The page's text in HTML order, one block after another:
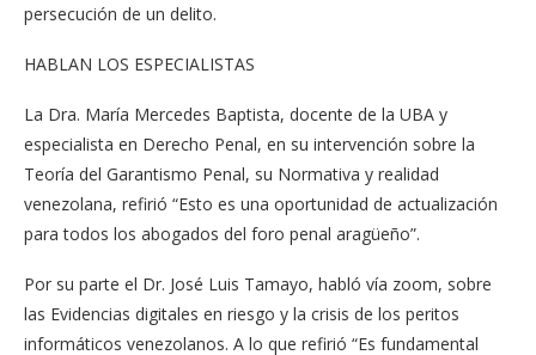
persecución de un delito.
HABLAN LOS ESPECIALISTAS
La Dra. María Mercedes Baptista, docente de la UBA y
especialista en Derecho Penal, en su intervención sobre la
Teoría del Garantismo Penal, su Normativa y realidad
venezolana, refirió “Esto es una oportunidad de actualización
para todos los abogados del foro penal aragüeño”.
Por su parte el Dr. José Luis Tamayo, habló vía zoom, sobre
las Evidencias digitales en riesgo y la crisis de los peritos
informáticos venezolanos. A lo que refirió “Es fundamental